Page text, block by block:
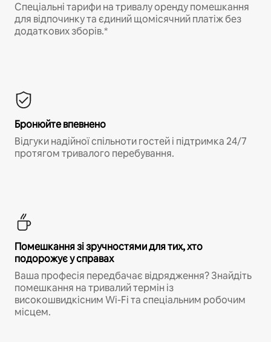
Спеціальні тарифи на тривалу оренду помешкання
для відпочинку та єдиний щомісячний платіж без
додаткових зборів.*
Бронюйте впевнено
Відгуки надійної спільноти гостей і підтримка 24/7
протягом тривалого перебування.
Помешкання зі зручностями для тих, хто
подорожує у справах
Ваша професія передбачає відрядження? Знайдіть
помешкання на тривалий термін із
високошвидкісним Wi-Fi та спеціальним робочим
місцем.